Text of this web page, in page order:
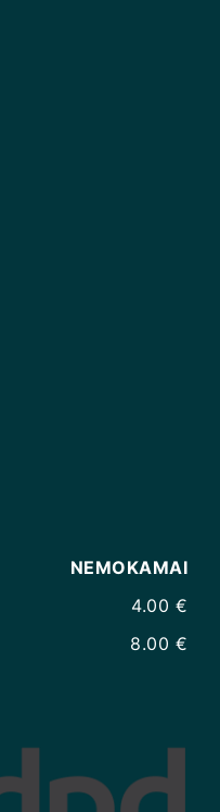
NEMOKAMAI
4.00 €
8.00 €